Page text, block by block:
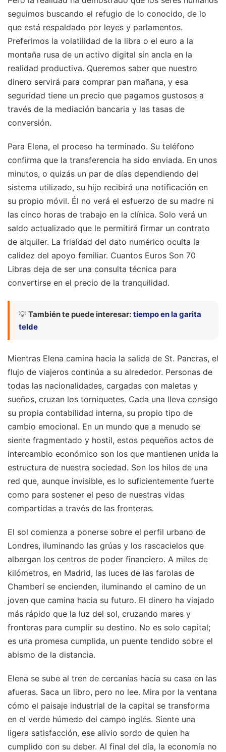
seguimos buscando el refugio de lo conocido, de lo
que está respaldado por leyes y parlamentos.
Preferimos la volatilidad de la libra o el euro a la
montaña rusa de un activo digital sin ancla en la
realidad productiva. Queremos saber que nuestro
dinero servirá para comprar pan mañana, y esa
seguridad tiene un precio que pagamos gustosos a
través de la mediación bancaria y las tasas de
conversión.
Para Elena, el proceso ha terminado. Su teléfono
confirma que la transferencia ha sido enviada. En unos
minutos, o quizás un par de días dependiendo del
sistema utilizado, su hijo recibirá una notificación en
su propio móvil. Él no verá el esfuerzo de su madre ni
las cinco horas de trabajo en la clínica. Solo verá un
saldo actualizado que le permitirá firmar un contrato
de alquiler. La frialdad del dato numérico oculta la
calidez del apoyo familiar. Cuantos Euros Son 70
Libras deja de ser una consulta técnica para
convertirse en el precio de la tranquilidad.
💡 También te puede interesar: tiempo en la garita
telde
Mientras Elena camina hacia la salida de St. Pancras, el
flujo de viajeros continúa a su alrededor. Personas de
todas las nacionalidades, cargadas con maletas y
sueños, cruzan los torniquetes. Cada una lleva consigo
su propia contabilidad interna, su propio tipo de
cambio emocional. En un mundo que a menudo se
siente fragmentado y hostil, estos pequeños actos de
intercambio económico son los que mantienen unida la
estructura de nuestra sociedad. Son los hilos de una
red que, aunque invisible, es lo suficientemente fuerte
como para sostener el peso de nuestras vidas
compartidas a través de las fronteras.
El sol comienza a ponerse sobre el perfil urbano de
Londres, iluminando las grúas y los rascacielos que
albergan los centros de poder financiero. A miles de
kilómetros, en Madrid, las luces de las farolas de
Chamberí se encienden, iluminando el camino de un
joven que camina hacia su futuro. El dinero ha viajado
más rápido que la luz del sol, cruzando mares y
fronteras para cumplir su destino. No es solo capital;
es una promesa cumplida, un puente tendido sobre el
abismo de la distancia.
Elena se sube al tren de cercanías hacia su casa en las
afueras. Saca un libro, pero no lee. Mira por la ventana
cómo el paisaje industrial de la capital se transforma
en el verde húmedo del campo inglés. Siente una
ligera satisfacción, ese alivio sordo de quien ha
cumplido con su deber. Al final del día, la economía no